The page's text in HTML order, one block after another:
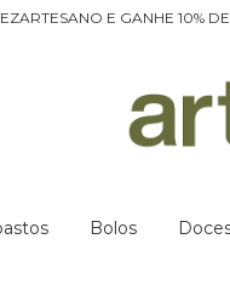
E GANHE 10%
Bolos